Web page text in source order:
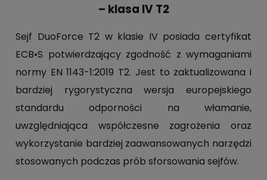
– klasa IV T2
Sejf DuoForce T2 w klasie IV posiada certyfikat
ECB•S potwierdzający zgodność z wymaganiami
normy EN 1143-1:2019 T2. Jest to zaktualizowana i
bardziej rygorystyczna wersja europejskiego
standardu odporności na włamanie,
uwzględniająca współczesne zagrożenia oraz
wykorzystanie bardziej zaawansowanych narzędzi
stosowanych podczas prób sforsowania sejfów.